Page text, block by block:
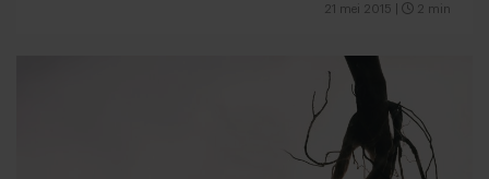
21 mei 2015 2 min